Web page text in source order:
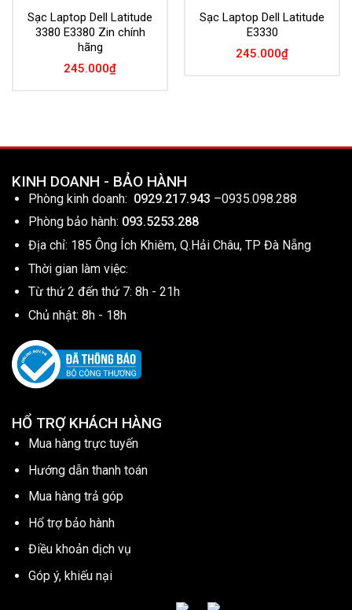
Sạc Laptop Dell Latitude
3380 E3380 Zin chính
hãng
245.000₫
Sạc Laptop Dell Latitude
E3330
245.000₫
KINH DOANH - BẢO HÀNH
Phòng kinh doanh: 0929.217.943 –0935.098.288
Phòng bảo hành: 093.5253.288
Địa chỉ: 185 Ông Ích Khiêm, Q.Hải Châu, TP Đà Nẵng
Thời gian làm việc:
Từ thứ 2 đến thứ 7: 8h - 21h
Chủ nhật: 8h - 18h
HỔ TRỢ KHÁCH HÀNG
Mua hàng trực tuyến
Hướng dẫn thanh toán
Mua hàng trả góp
Hổ trợ bảo hành
Điều khoản dịch vụ
Góp ý, khiếu nại